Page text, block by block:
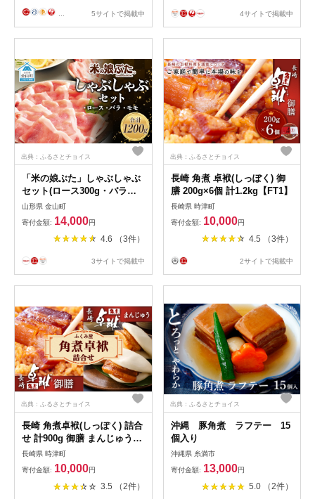
ース ミートボール 豚こま 小
間切れ カレー 焼きそば 炒め
5サイトで掲載中 4サイトで掲載中
出典：ふるさとチョイス
「米の娘ぶた」しゃぶしゃぶ
セット(ロース300g・バラ
300g・もも600g）計1200g
豚肉 ブランド豚 高級 新鮮 冷
凍 東北 山形 金山町 F4B-
山形県 金山町
寄付金額: 14,000円
4.6 （3件）
3サイトで掲載中
出典：ふるさとチョイス
長崎 角煮 卓袱(しっぽく) 御
膳 200g×6個 計1.2kg【FT1】
長崎県 時津町
寄付金額: 10,000円
4.5 （3件）
2サイトで掲載中
出典：ふるさとチョイス
長崎 角煮卓袱(しっぽく) 詰合
せ 計900g 御膳 まんじゅう
【FT2】
長崎県 時津町
寄付金額: 10,000円
3.5 （2件）
出典：ふるさとチョイス
沖縄 豚角煮 ラフテー 15
個入り
沖縄県 糸満市
寄付金額: 13,000円
5.0 （2件）